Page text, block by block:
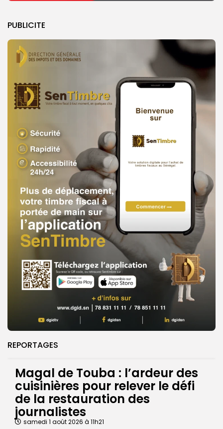
PUBLICITE
REPORTAGES
Magal de Touba : l’ardeur des
cuisinières pour relever le défi
de la restauration des
journalistes
samedi 1 août 2026 à 11h21